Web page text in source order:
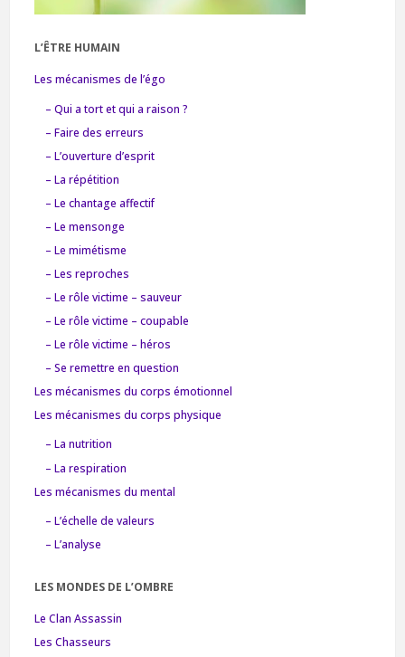
L’ÊTRE HUMAIN
Les mécanismes de l’égo
– Qui a tort et qui a raison ?
– Faire des erreurs
– L’ouverture d’esprit
– La répétition
– Le chantage affectif
– Le mensonge
– Le mimétisme
– Les reproches
– Le rôle victime – sauveur
– Le rôle victime – coupable
– Le rôle victime – héros
– Se remettre en question
Les mécanismes du corps émotionnel
Les mécanismes du corps physique
– La nutrition
– La respiration
Les mécanismes du mental
– L’échelle de valeurs
– L’analyse
LES MONDES DE L’OMBRE
Le Clan Assassin
Les Chasseurs